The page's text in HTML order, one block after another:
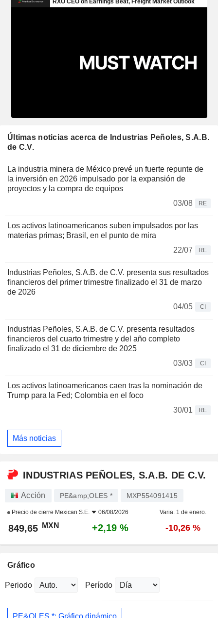
Últimas noticias acerca de Industrias Peñoles, S.A.B.
de C.V.
La industria minera de México prevé un fuerte repunte de
la inversión en 2026 impulsado por la expansión de
proyectos y la compra de equipos
03/08
RE
Los activos latinoamericanos suben impulsados por las
materias primas; Brasil, en el punto de mira
22/07
RE
Industrias Peñoles, S.A.B. de C.V. presenta sus resultados
financieros del primer trimestre finalizado el 31 de marzo
de 2026
04/05
CI
Industrias Peñoles, S.A.B. de C.V. presenta resultados
financieros del cuarto trimestre y del año completo
finalizado el 31 de diciembre de 2025
03/03
CI
Los activos latinoamericanos caen tras la nominación de
Trump para la Fed; Colombia en el foco
30/01
RE
Más noticias
INDUSTRIAS PEÑOLES, S.A.B. DE C.V.
Acción PE&amp;OLES * MXP554091415
Precio de cierre Mexican S.E. 06/08/2026 Varia. 1 de enero.
849,65 MXN +2,19 % -10,26 %
Gráfico
Periodo Período
PE&OLES *: Gráfico dinámico